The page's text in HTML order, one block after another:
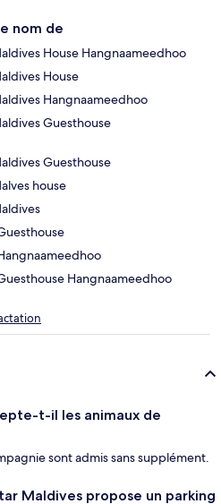
nom de
House Hangnaameedhoo
House
Hangnaameedhoo
Guesthouse
Guesthouse
house
Hangnaameedhoo
t-il les animaux de
sont admis sans supplément.
Maldives propose un parking